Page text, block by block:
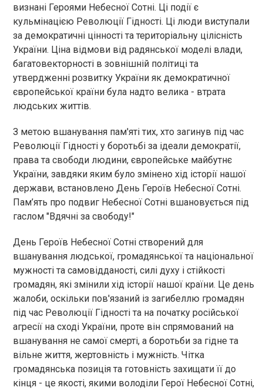
визнані Героями Небесної Сотні. Ці події є
кульмінацією Революції Гідності. Ці люди виступали
за демократичні цінності та територіальну цілісність
України. Ціна відмови від радянської моделі влади,
багатовекторності в зовнішній політиці та
утвердженні розвитку України як демократичної
європейської країни була надто велика - втрата
людських життів.
З метою вшанування пам'яті тих, хто загинув під час
Революції Гідності у боротьбі за ідеали демократії,
права та свободи людини, європейське майбутнє
України, завдяки яким було змінено хід історії нашої
держави, встановлено День Героїв Небесної Сотні.
Пам’ять про подвиг Небесної Сотні вшановується під
гаслом "Вдячні за свободу!"
День Героїв Небесної Сотні створений для
вшанування людської, громадянської та національної
мужності та самовідданості, силі духу і стійкості
громадян, які змінили хід історії нашої країни. Це день
жалоби, оскільки пов'язаний із загибеллю громадян
під час Революції Гідності та на початку російської
агресії на сході України, проте він спрямований на
вшанування не самої смерті, а боротьби за гідне та
вільне життя, жертовність і мужність. Чітка
громадянська позиція та готовність захищати її до
кінця - це якості, якими володіли Герої Небесної Сотні,